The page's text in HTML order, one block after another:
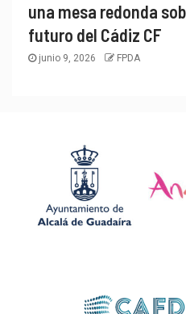
una mesa redonda
futuro del Cádiz CF
junio 9, 2026 FPDA